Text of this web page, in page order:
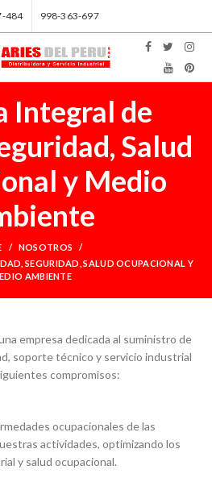
484 998-363-697
Integral de
Salud
y Medio
NOSOTROS
SEGURIDAD, SALUD OCUPACIONAL Y
AMBIENTE
empresa dedicada al suministro de
soporte técnico y servicio industrial
compromisos:
ocupacionales de las
actividades, optimizando los
y salud ocupacional.